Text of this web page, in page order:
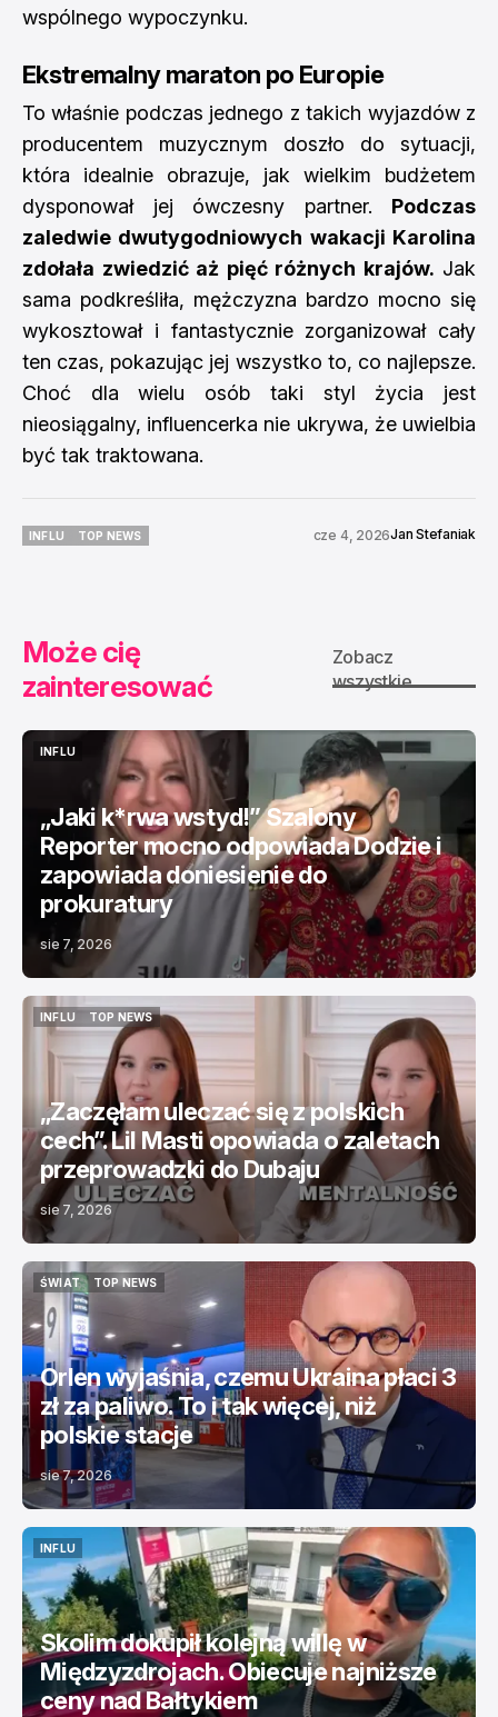
wspólnego wypoczynku.
Ekstremalny maraton po Europie
To właśnie podczas jednego z takich wyjazdów z
producentem muzycznym doszło do sytuacji,
która idealnie obrazuje, jak wielkim budżetem
dysponował jej ówczesny partner. Podczas
zaledwie dwutygodniowych wakacji Karolina
zdołała zwiedzić aż pięć różnych krajów. Jak
sama podkreśliła, mężczyzna bardzo mocno się
wykosztował i fantastycznie zorganizował cały
ten czas, pokazując jej wszystko to, co najlepsze.
Choć dla wielu osób taki styl życia jest
nieosiągalny, influencerka nie ukrywa, że uwielbia
być tak traktowana.
INFLU
TOP NEWS
cze 4, 2026Jan Stefaniak
Może cię
zainteresować
Zobacz
wszystkie
INFLU
„Jaki k*rwa wstyd!” Szalony
Reporter mocno odpowiada Dodzie i
zapowiada doniesienie do
prokuratury
sie 7, 2026
INFLU
INFLU
TOP NEWS
TOP NEWS
„Zaczęłam uleczać się z polskich
cech”. Lil Masti opowiada o zaletach
przeprowadzki do Dubaju
sie 7, 2026
ŚWIAT
ŚWIAT
TOP NEWS
Orlen wyjaśnia, czemu Ukraina płaci 3
zł za paliwo. To i tak więcej, niż
polskie stacje
sie 7, 2026
INFLU
INFLU
Skolim dokupił kolejną willę w
Międzyzdrojach. Obiecuje najniższe
ceny nad Bałtykiem